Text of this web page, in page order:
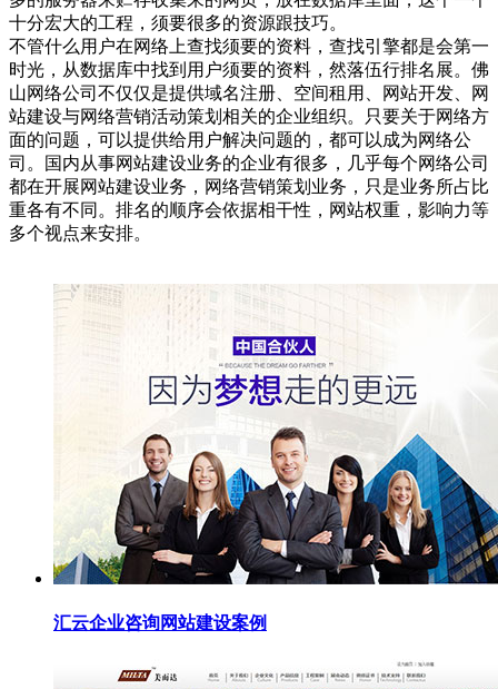
十分宏大的工程，须要很多的资源跟技巧。
不管什么用户在网络上查找须要的资料，查找引擎都是会第一
时光，从数据库中找到用户须要的资料，然落伍行排名展。佛
山网络公司不仅仅是提供域名注册、空间租用、网站开发、网
站建设与网络营销活动策划相关的企业组织。只要关于网络方
面的问题，可以提供给用户解决问题的，都可以成为网络公
司。国内从事网站建设业务的企业有很多，几乎每个网络公司
都在开展网站建设业务，网络营销策划业务，只是业务所占比
重各有不同。排名的顺序会依据相干性，网站权重，影响力等
多个视点来安排。
汇云企业咨询网站建设案例